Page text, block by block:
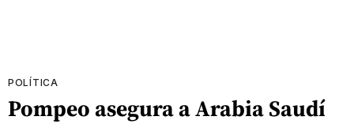
POLÍTICA
Pompeo asegura a Arabia Saudí